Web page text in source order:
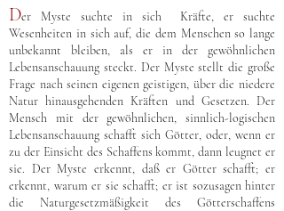
Der Myste suchte in sich Kräfte, er suchte
Wesenheiten in sich auf, die dem Menschen so lange
unbekannt bleiben, als er in der gewöhnlichen
Lebensanschauung steckt. Der Myste stellt die große
Frage nach seinen eigenen geistigen, über die niedere
Natur hinausgehenden Kräften und Gesetzen. Der
Mensch mit der gewöhnlichen, sinnlich-logischen
Lebensanschauung schafft sich Götter, oder, wenn er
zu der Einsicht des Schaffens kommt, dann leugnet er
sie. Der Myste erkennt, daß er Götter schafft; er
erkennt, warum er sie schafft; er ist sozusagen hinter
die Naturgesetzmäßigkeit des Götterschaffens